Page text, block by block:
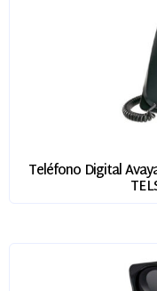
Teléfono Digital